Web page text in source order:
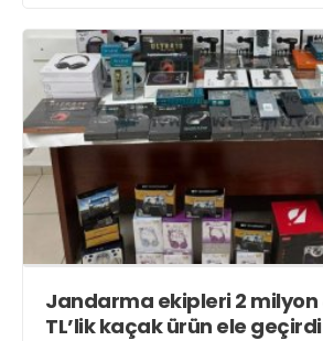
Jandarma ekipleri 2 milyon 450 bin
TL’lik kaçak ürün ele geçirdi